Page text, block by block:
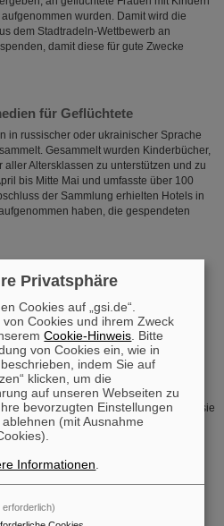
wurden. Damit wird die
dem Stadtradeln-Wettbewerb an
damit diese für gute Zwecke
für Geflüchtete
in russischer oder ukrainischer Sprache
Gesammelt wurden Kinderbücher,
Altersklassen zu unterstützen und zu
bis Mitte Mai und umfasste über 100
der Sammlung erhielten Hotels in
haben, die gespendeten
der AVH-Stiftung
der Helmholtz-Gemeinschaft gelangen sie
Privatsphäre
Cookies auf „gsi.de“.
Cookies und ihrem Zweck
Cookie-Hinweis . Bitte
von Cookies ein, wie in
indem Sie auf
klicken, um die
auf unseren Webseiten zu
bevorzugten Einstellungen
(mit Ausnahme
Informationen
erforderlich)